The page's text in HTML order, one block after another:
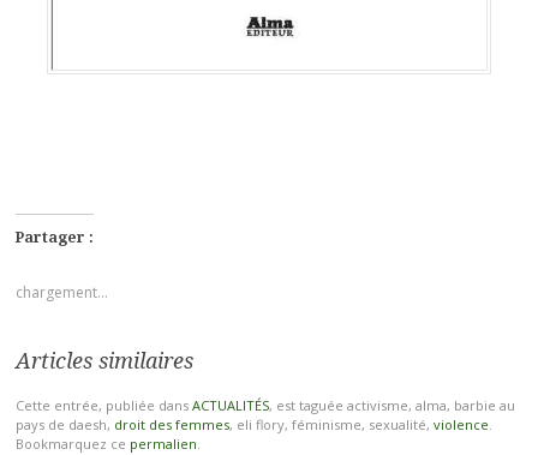
Partager :
chargement…
Articles similaires
Cette entrée, publiée dans ACTUALITÉS, est taguée activisme, alma, barbie au
pays de daesh, droit des femmes, eli flory, féminisme, sexualité, violence.
Bookmarquez ce permalien.